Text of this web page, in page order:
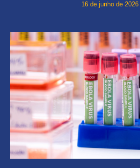
16 de junho de 2026